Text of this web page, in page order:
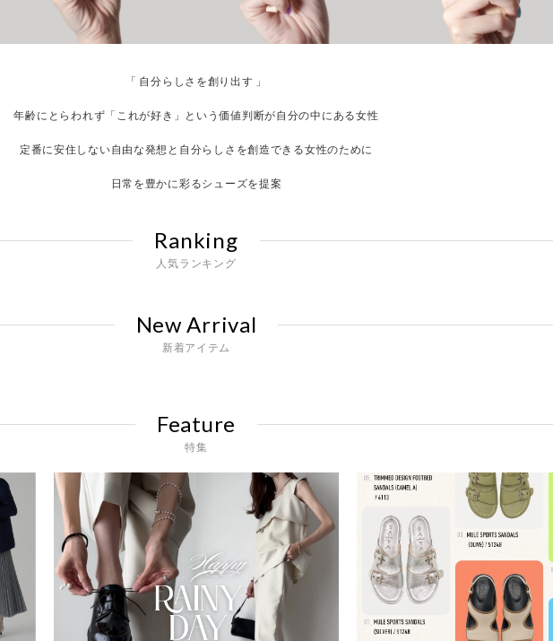
「 自分らしさを創り出す 」
年齢にとらわれず「これが好き」という価値判断が自分の中にある女性
定番に安住しない自由な発想と自分らしさを創造できる女性のために
日常を豊かに彩るシューズを提案
Ranking
人気ランキング
New Arrival
新着アイテム
Feature
特集